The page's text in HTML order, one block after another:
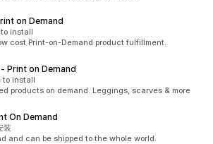
on Demand
to install
cost Print-on-Demand product fulfillment.
Print on Demand
to install
products on demand. Leggings, scarves & more
On Demand
装
and can be shipped to the whole world.